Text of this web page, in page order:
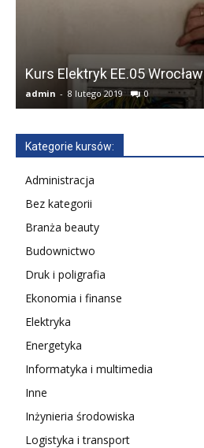
Kurs Elektryk EE.05 Wrocław
admin - 8 lutego 2019 0
Kategorie kursów:
Administracja
Bez kategorii
Branża beauty
Budownictwo
Druk i poligrafia
Ekonomia i finanse
Elektryka
Energetyka
Informatyka i multimedia
Inne
Inżynieria środowiska
Logistyka i transport